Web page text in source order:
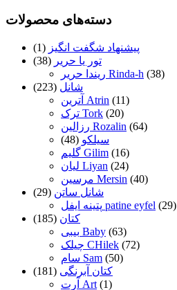
دسته‌های محصولات
پیشنهاد شگفت انگیز (1)
تور یا حریر (38)
ریندا حریر Rinda-h (38)
شانل (223)
آترین Atrin (11)
ترک Tork (20)
رزالین Rozalin (64)
سیلکو (48)
گلیم Gilim (16)
لیان Liyan (24)
مرسین Mersin (40)
شانل ساتن (29)
پتینه ایفل patine eyfel (29)
کتان (185)
بیبی Baby (63)
چیلک CHilek (72)
سام Sam (50)
کتان آبرنگی (181)
آرت Art (1)